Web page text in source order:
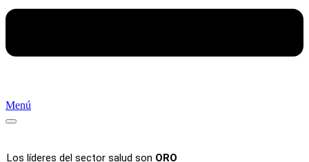
Menú
Los líderes del sector salud son ORO